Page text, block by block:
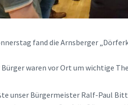
fand die Arnsberger
waren vor Ort um wichtige
unser Bürgermeister Ralf-Paul